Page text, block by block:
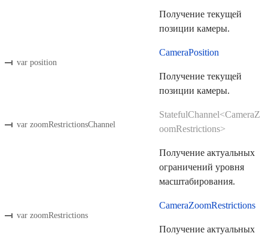
Получение текущей
позиции камеры.
var position
CameraPosition
Получение текущей
позиции камеры.
var zoomRestrictionsChannel
StatefulChannel<CameraZ
oomRestrictions>
Получение актуальных
ограничений уровня
масштабирования.
var zoomRestrictions
CameraZoomRestrictions
Получение актуальных